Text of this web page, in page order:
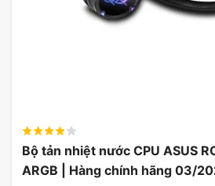
Bộ tản nhiệt nước CPU ASUS
ARGB | Hàng chính hãng 03/